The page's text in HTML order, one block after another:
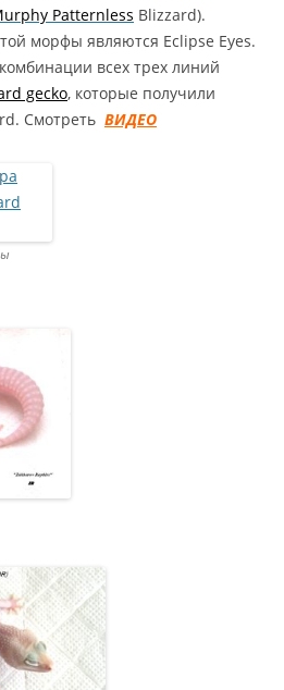
Patternless Blizzard).
морфы являются Eclipse Eyes.
всех трех линий
gecko, которые получили
Смотреть ВИДЕО